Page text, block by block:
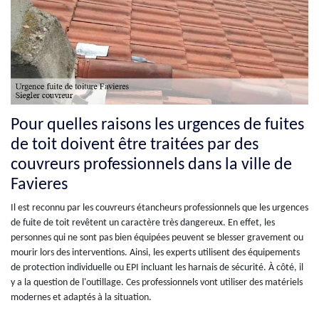
Pour quelles raisons les urgences de fuites
de toit doivent être traitées par des
couvreurs professionnels dans la ville de
Favieres
Il est reconnu par les couvreurs étancheurs professionnels que les urgences
de fuite de toit revêtent un caractère très dangereux. En effet, les
personnes qui ne sont pas bien équipées peuvent se blesser gravement ou
mourir lors des interventions. Ainsi, les experts utilisent des équipements
de protection individuelle ou EPI incluant les harnais de sécurité. À côté, il
y a la question de l'outillage. Ces professionnels vont utiliser des matériels
modernes et adaptés à la situation.